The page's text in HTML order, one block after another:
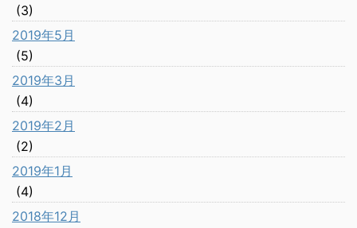
(3)
2019年5月
(5)
2019年3月
(4)
2019年2月
(2)
2019年1月
(4)
2018年12月